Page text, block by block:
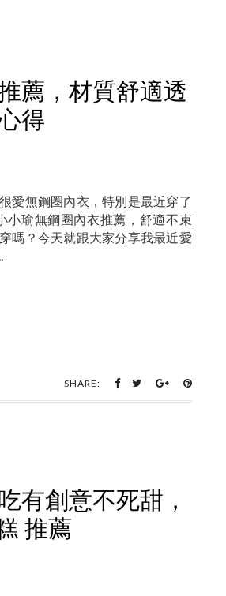
薦，材質舒適透
得
愛無鋼圈內衣，特別是最近穿了
小瑜無鋼圈內衣推薦，舒適不束
嗎？今天就跟大家分享我最近愛
SHARE:
有創意不死甜，
推薦